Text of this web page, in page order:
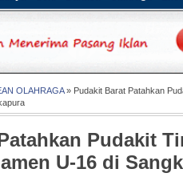
OLAHRAGA» Pudakit Barat Patahkan
Pudakit
U-16 di